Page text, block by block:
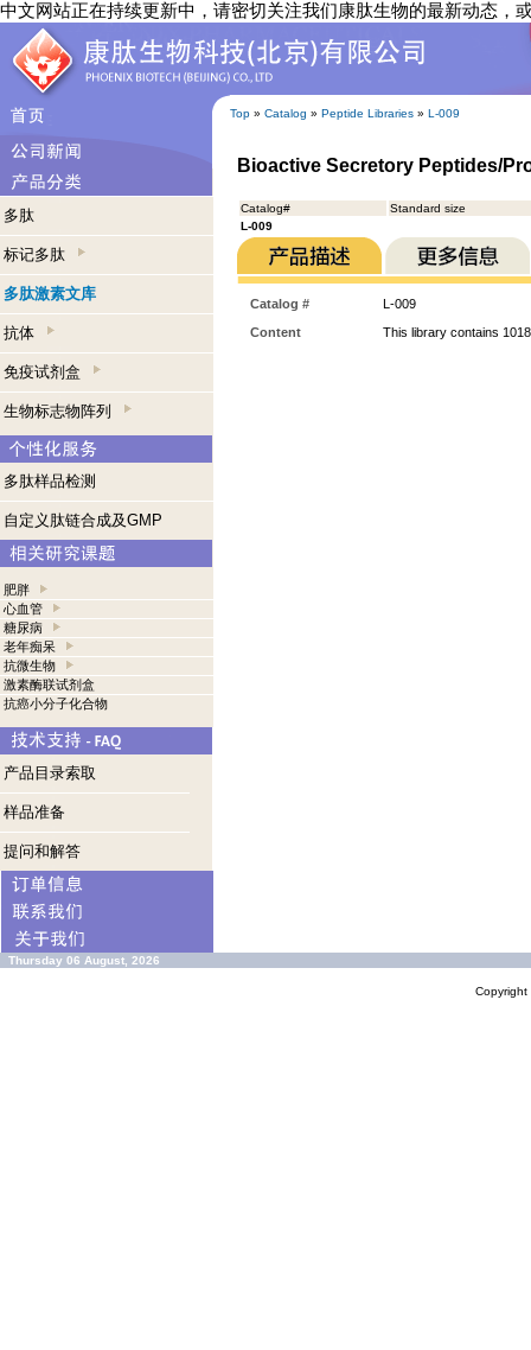
中文网站正在持续更新中，请密切关注我们康肽生物的最新动态，
Top » Catalog » Peptide Libraries » L-009
多肽
标记多肽
多肽激素文库
抗体
免疫试剂盒
生物标志物阵列
多肽样品检测
自定义肽链合成及GMP
肥胖
心血管
糖尿病
老年痴呆
抗微生物
激素酶联试剂盒
抗癌小分子化合物
产品目录索取
样品准备
提问和解答
Bioactive Secretory Peptides/
Catalog#
Standard size
L-009
Catalog #
L-009
Content
This library contains
Thursday 06 August, 2026